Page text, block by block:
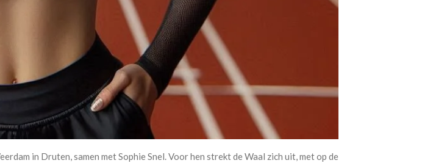
in Druten, samen met Sophie Snel. Voor hen strekt de Waal zich uit, met op de